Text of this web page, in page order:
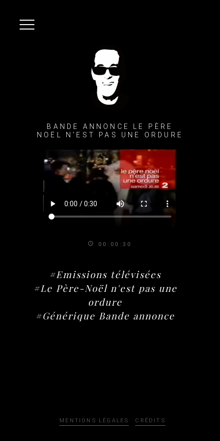
BANDE ANNONCE LE PÈRE
NOËL N'EST PAS UNE ORDURE
00:00:30
#Emissions télévisées
#Le Père-Noël n'est pas une
ordure
#Générique Bande annonce
MENTIONS LÉGALES CRÉDITS